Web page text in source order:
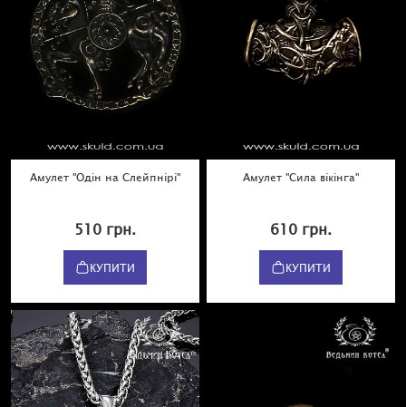
Амулет "Одін на Слейпнірі"
510 грн.
КУПИТИ
Амулет "Сила вікінга"
610 грн.
КУПИТИ